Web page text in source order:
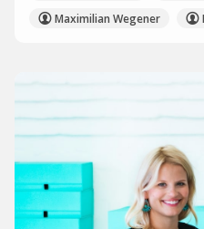
Maximilian Wegener